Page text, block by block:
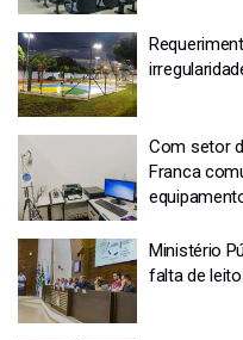
Com setor
Franca
Ministério
falta de